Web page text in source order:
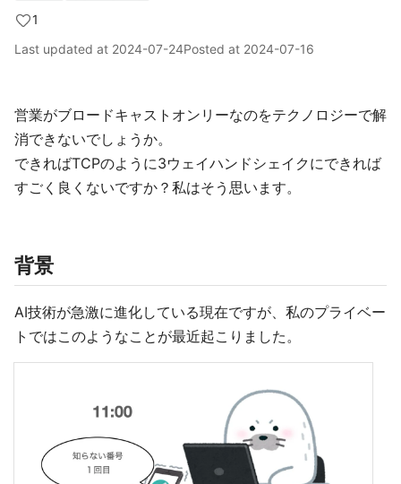
1
Last updated at 2024-07-24Posted at 2024-07-16
営業がブロードキャストオンリーなのをテクノロジーで解
消できないでしょうか。
できればTCPのように3ウェイハンドシェイクにできれば
すごく良くないですか？私はそう思います。
背景
AI技術が急激に進化している現在ですが、私のプライベー
トではこのようなことが最近起こりました。